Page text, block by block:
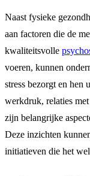
Naast fysieke
aan factoren die de
kwaliteitsvolle
voeren, kunnen
stress bezorgt en hen
werkdruk, relaties
zijn belangrijke
Deze inzichten
initiatieven die het